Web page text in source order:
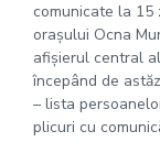
comunicate la
orașului Ocna
afișierul central
începând de
– lista
plicuri cu